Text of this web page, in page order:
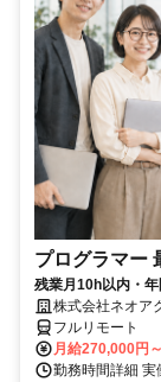
プログラマー
残業月10h以内・
株式会社ネオア
フルリモート
月給270,000円
勤務時間詳細